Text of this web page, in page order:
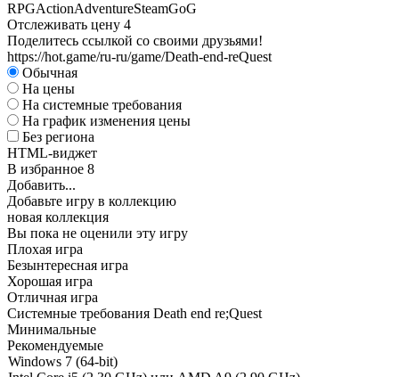
RPGActionAdventureSteamGoG
Отслеживать цену 4
Поделитесь ссылкой со своими друзьями!
https://hot.game/ru-ru/game/Death-end-reQuest
Обычная
На цены
На системные требования
На график изменения цены
Без региона
HTML-виджет
В избранное 8
Добавить...
Добавьте игру в коллекцию
новая коллекция
Вы пока не оценили эту игру
Плохая игра
Безынтересная игра
Хорошая игра
Отличная игра
Системные требования Death end re;Quest
Минимальные
Рекомендуемые
Windows 7 (64-bit)